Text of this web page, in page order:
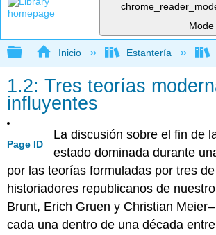
Mode
Expandir/contraer jerarquía
Inicio Estantería
1.2: Tres teorías
influyentes
Page ID
La discusión sobre el fin de
estado dominada durante
por las teorías formuladas por tres
historiadores republicanos de
Brunt, Erich Gruen y Christian
cada una dentro de una década